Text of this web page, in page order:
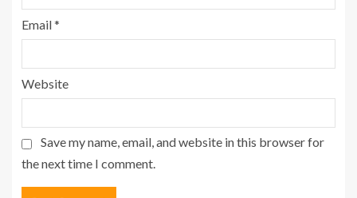
Email*
Website
Save my name, email, and website in this browser for
the next time I comment.